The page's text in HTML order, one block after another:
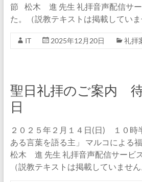
節 松木 進 先生 礼拝音声配信サー
た。（説教テキストは掲載していま
IT 2025年12月20日 礼拝
聖日礼拝のご案内
日
２０２５年２月１４日(日) １０時
ある言葉を語る主」 マルコによる
松木 進 先生 礼拝音声配信サービ
（説教テキストは掲載していません